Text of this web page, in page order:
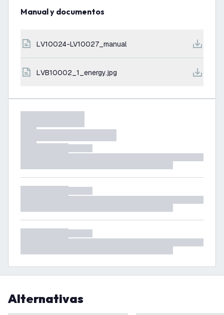
Manual y documentos
LV10024-LV10027_manual
LVB10002_1_energy.jpg
Alternativas